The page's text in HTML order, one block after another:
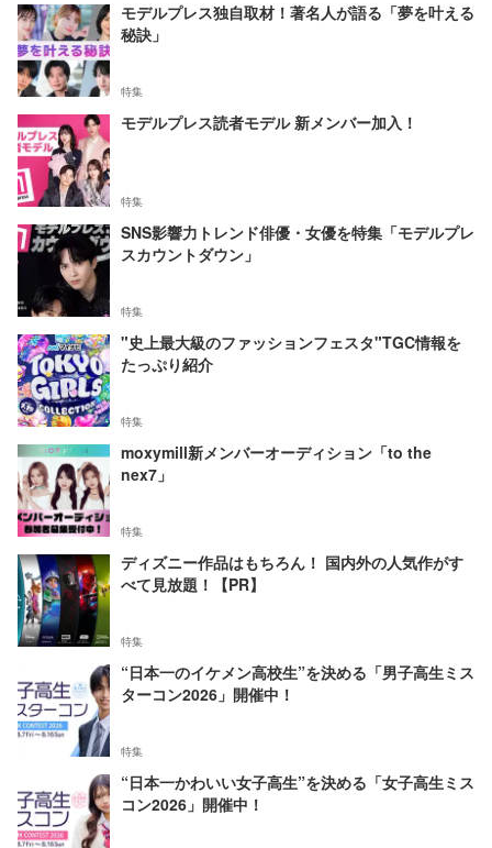
モデルプレス独自取材！著名人が語る「夢を叶える
秘訣」
特集
モデルプレス読者モデル 新メンバー加入！
特集
SNS影響力トレンド俳優・女優を特集「モデルプレ
スカウントダウン」
特集
"史上最大級のファッションフェスタ"TGC情報を
たっぷり紹介
特集
moxymill新メンバーオーディション「to the
nex7」
特集
ディズニー作品はもちろん！ 国内外の人気作がす
べて見放題！【PR】
特集
“日本一のイケメン高校生”を決める「男子高生ミス
ターコン2026」開催中！
特集
“日本一かわいい女子高生”を決める「女子高生ミス
コン2026」開催中！